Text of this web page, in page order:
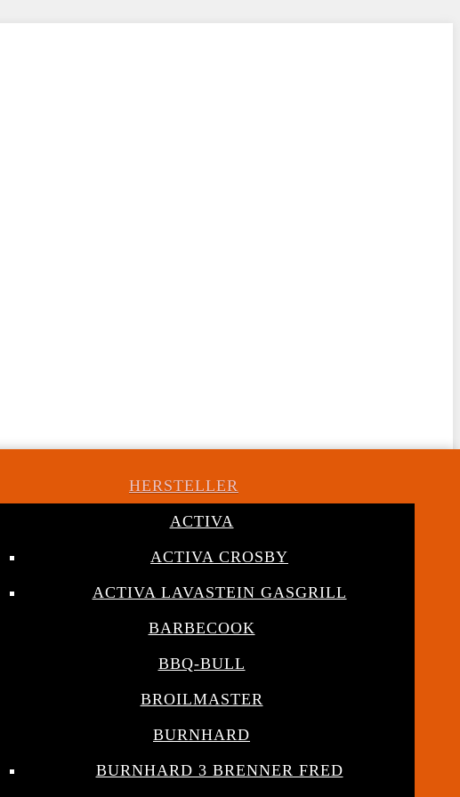
HERSTELLER
ACTIVA
ACTIVA CROSBY
ACTIVA LAVASTEIN GASGRILL
BARBECOOK
BBQ-BULL
BROILMASTER
BURNHARD
BURNHARD 3 BRENNER FRED